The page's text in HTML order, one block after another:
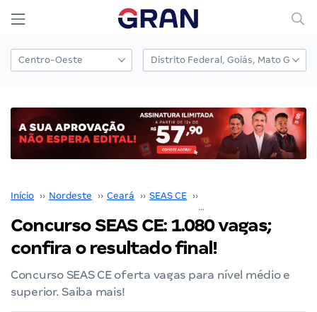
Início ›› Nordeste ›› Ceará ›› SEAS CE ››
Concurso SEAS CE: 1.080 vagas;
confira o resultado final!
Concurso SEAS CE oferta vagas para nível médio e
superior. Saiba mais!